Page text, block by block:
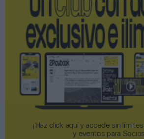
¡Haz click aquí y accede sin
y eventos para